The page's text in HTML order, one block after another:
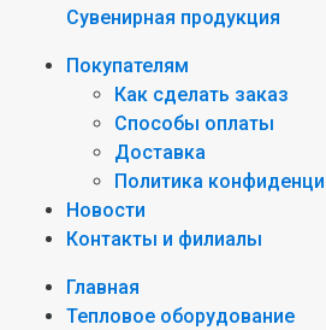
Сувенирная продукция
Покупателям
Как сделать заказ
Способы оплаты
Доставка
Политика
Новости
Контакты и филиалы
Главная
Тепловое оборудование